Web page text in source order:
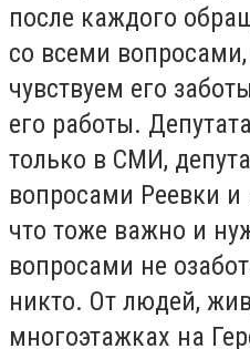
после каждого
со всеми
чувствуем его
его работы.
только в СМИ,
вопросами Реевки и
что тоже важно и
вопросами не
никто. От людей,
многоэтажках на